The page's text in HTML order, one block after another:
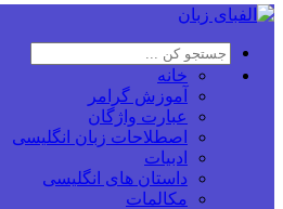
خانه
آموزش گرامر
عبارت واژگان
اصطلاحات زبان انگلیسی
ادبیات
داستان های انگلیسی
مکالمات